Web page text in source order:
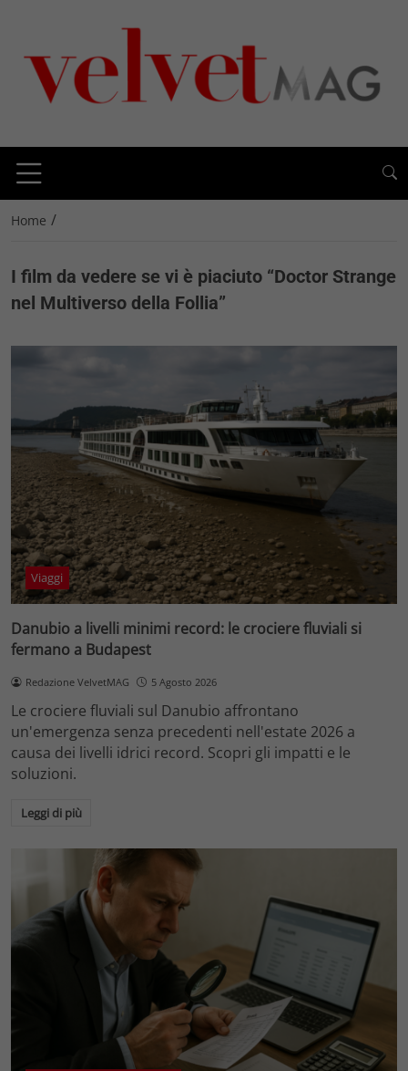
Home /
I film da vedere se vi è piaciuto “Doctor Strange
nel Multiverso della Follia”
Viaggi
Danubio a livelli minimi record: le crociere fluviali si
fermano a Budapest
Redazione VelvetMAG 5 Agosto 2026
Le crociere fluviali sul Danubio affrontano
un'emergenza senza precedenti nell'estate 2026 a
causa dei livelli idrici record. Scopri gli impatti e le
soluzioni.
Leggi di più